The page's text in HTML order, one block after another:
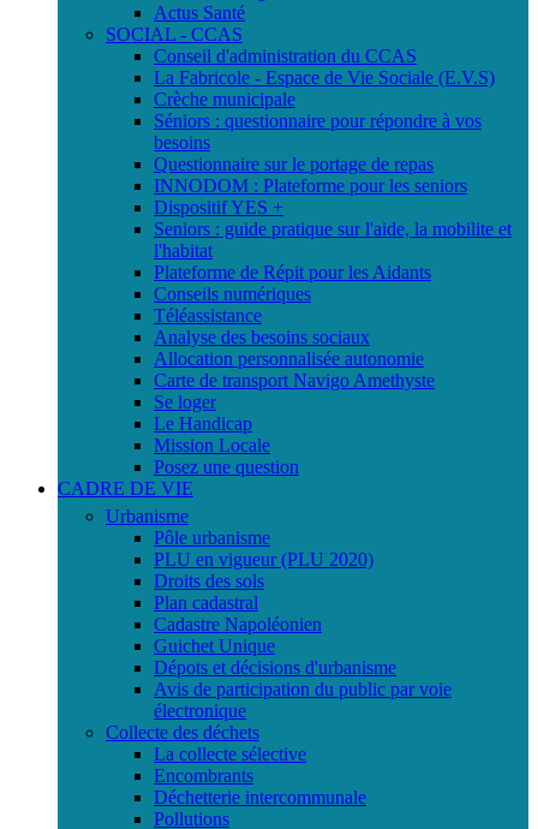
Actus Santé
SOCIAL - CCAS
Conseil d'administration du CCAS
La Fabricole - Espace de Vie Sociale (E.V.S)
Crèche municipale
Séniors : questionnaire pour répondre à vos
besoins
Questionnaire sur le portage de repas
INNODOM : Plateforme pour les seniors
Dispositif YES +
Seniors : guide pratique sur l'aide, la mobilite et
l'habitat
Plateforme de Répit pour les Aidants
Conseils numériques
Téléassistance
Analyse des besoins sociaux
Allocation personnalisée autonomie
Carte de transport Navigo Amethyste
Se loger
Le Handicap
Mission Locale
Posez une question
CADRE DE VIE
Urbanisme
Pôle urbanisme
PLU en vigueur (PLU 2020)
Droits des sols
Plan cadastral
Cadastre Napoléonien
Guichet Unique
Dépots et décisions d'urbanisme
Avis de participation du public par voie
électronique
Collecte des déchets
La collecte sélective
Encombrants
Déchetterie intercommunale
Pollutions